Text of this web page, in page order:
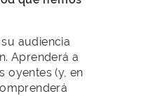
audiencia
Aprenderá a
oyentes (y, en